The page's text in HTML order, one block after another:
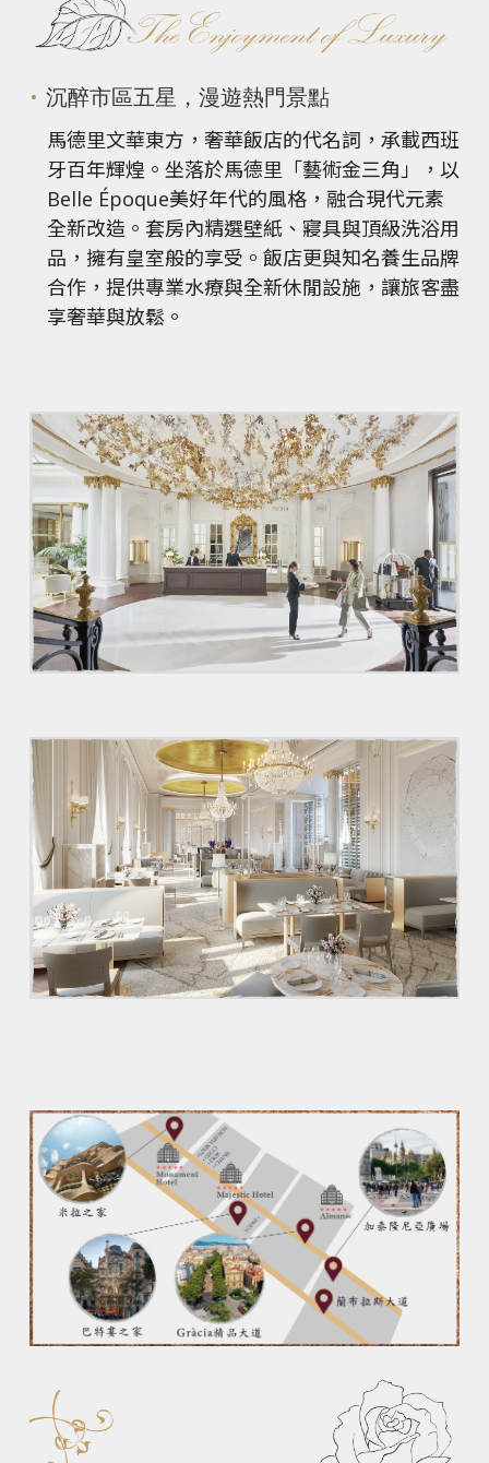
沉醉市區五星，漫遊熱門景點
馬德里文華東方，奢華飯店的代名詞，承載西班
牙百年輝煌。坐落於馬德里「藝術金三角」，以
Belle Époque美好年代的風格，融合現代元素
全新改造。套房內精選壁紙、寢具與頂級洗浴用
品，擁有皇室般的享受。飯店更與知名養生品牌
合作，提供專業水療與全新休閒設施，讓旅客盡
享奢華與放鬆。